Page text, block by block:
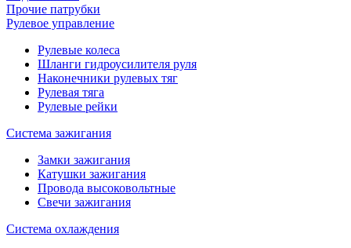
Прочие патрубки
Рулевое управление
Рулевые колеса
Шланги гидроусилителя руля
Наконечники рулевых тяг
Рулевая тяга
Рулевые рейки
Система зажигания
Замки зажигания
Катушки зажигания
Провода высоковольтные
Свечи зажигания
Система охлаждения